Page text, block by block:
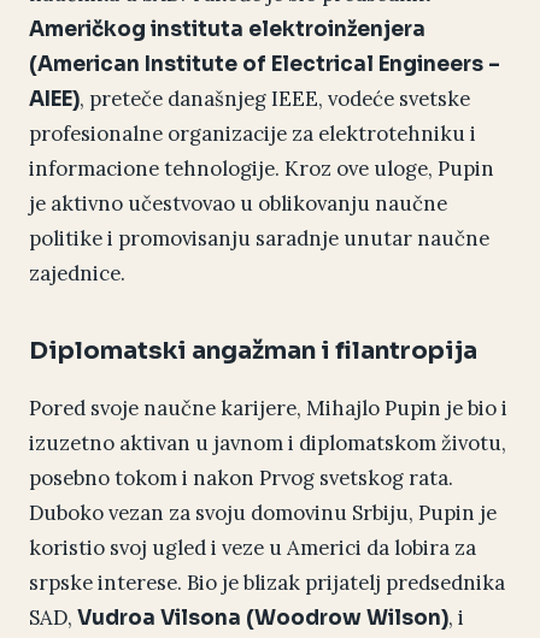
Američkog instituta elektroinženjera
(American Institute of Electrical Engineers –
AIEE), preteče današnjeg IEEE, vodeće svetske
profesionalne organizacije za elektrotehniku i
informacione tehnologije. Kroz ove uloge, Pupin
je aktivno učestvovao u oblikovanju naučne
politike i promovisanju saradnje unutar naučne
zajednice.
Diplomatski angažman i filantropija
Pored svoje naučne karijere, Mihajlo Pupin je bio i
izuzetno aktivan u javnom i diplomatskom životu,
posebno tokom i nakon Prvog svetskog rata.
Duboko vezan za svoju domovinu Srbiju, Pupin je
koristio svoj ugled i veze u Americi da lobira za
srpske interese. Bio je blizak prijatelj predsednika
SAD, Vudroa Vilsona (Woodrow Wilson), i